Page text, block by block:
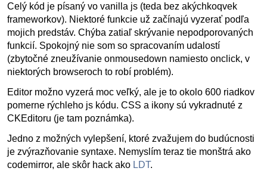
Celý kód je písaný vo vanilla js (teda bez akýchkoqvek
frameworkov). Niektoré funkcie už začínajú vyzerať podľa
mojich predstáv. Chýba zatiaľ skrývanie nepodporovaných
funkcií. Spokojný nie som so spracovaním udalostí
(zbytočné zneužívanie onmousedown namiesto onclick, v
niektorých browseroch to robí problém).
Editor možno vyzerá moc veľký, ale je to okolo 600 riadkov
pomerne rýchleho js kódu. CSS a ikony sú vykradnuté z
CKEditoru (je tam poznámka).
Jedno z možných vylepšení, ktoré zvažujem do budúcnosti
je zvýrazňovanie syntaxe. Nemyslím teraz tie monštrá ako
codemirror, ale skôr hack ako LDT.